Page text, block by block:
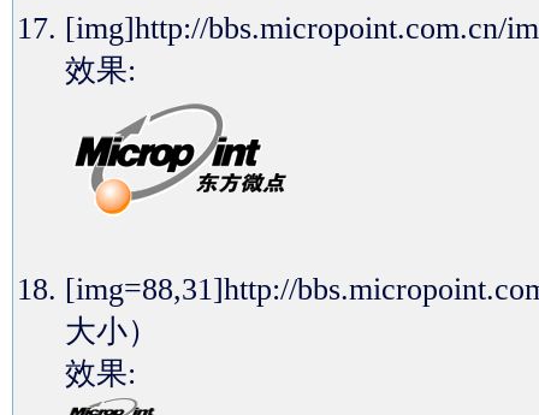
[img]http://
效果:
[img=88,31]http://
大小）
效果: